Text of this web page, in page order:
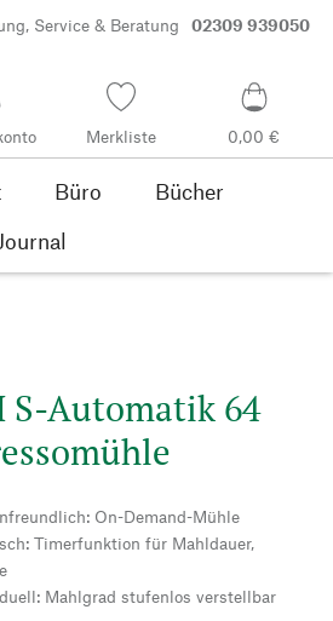
Service & Beratung 02309 939050
Merkliste 0,00 €
Büro
Bücher
Journal
S-Automatik 64
On-Demand-Mühle
Timerfunktion für Mahldauer,
Mahlgrad stufenlos verstellbar